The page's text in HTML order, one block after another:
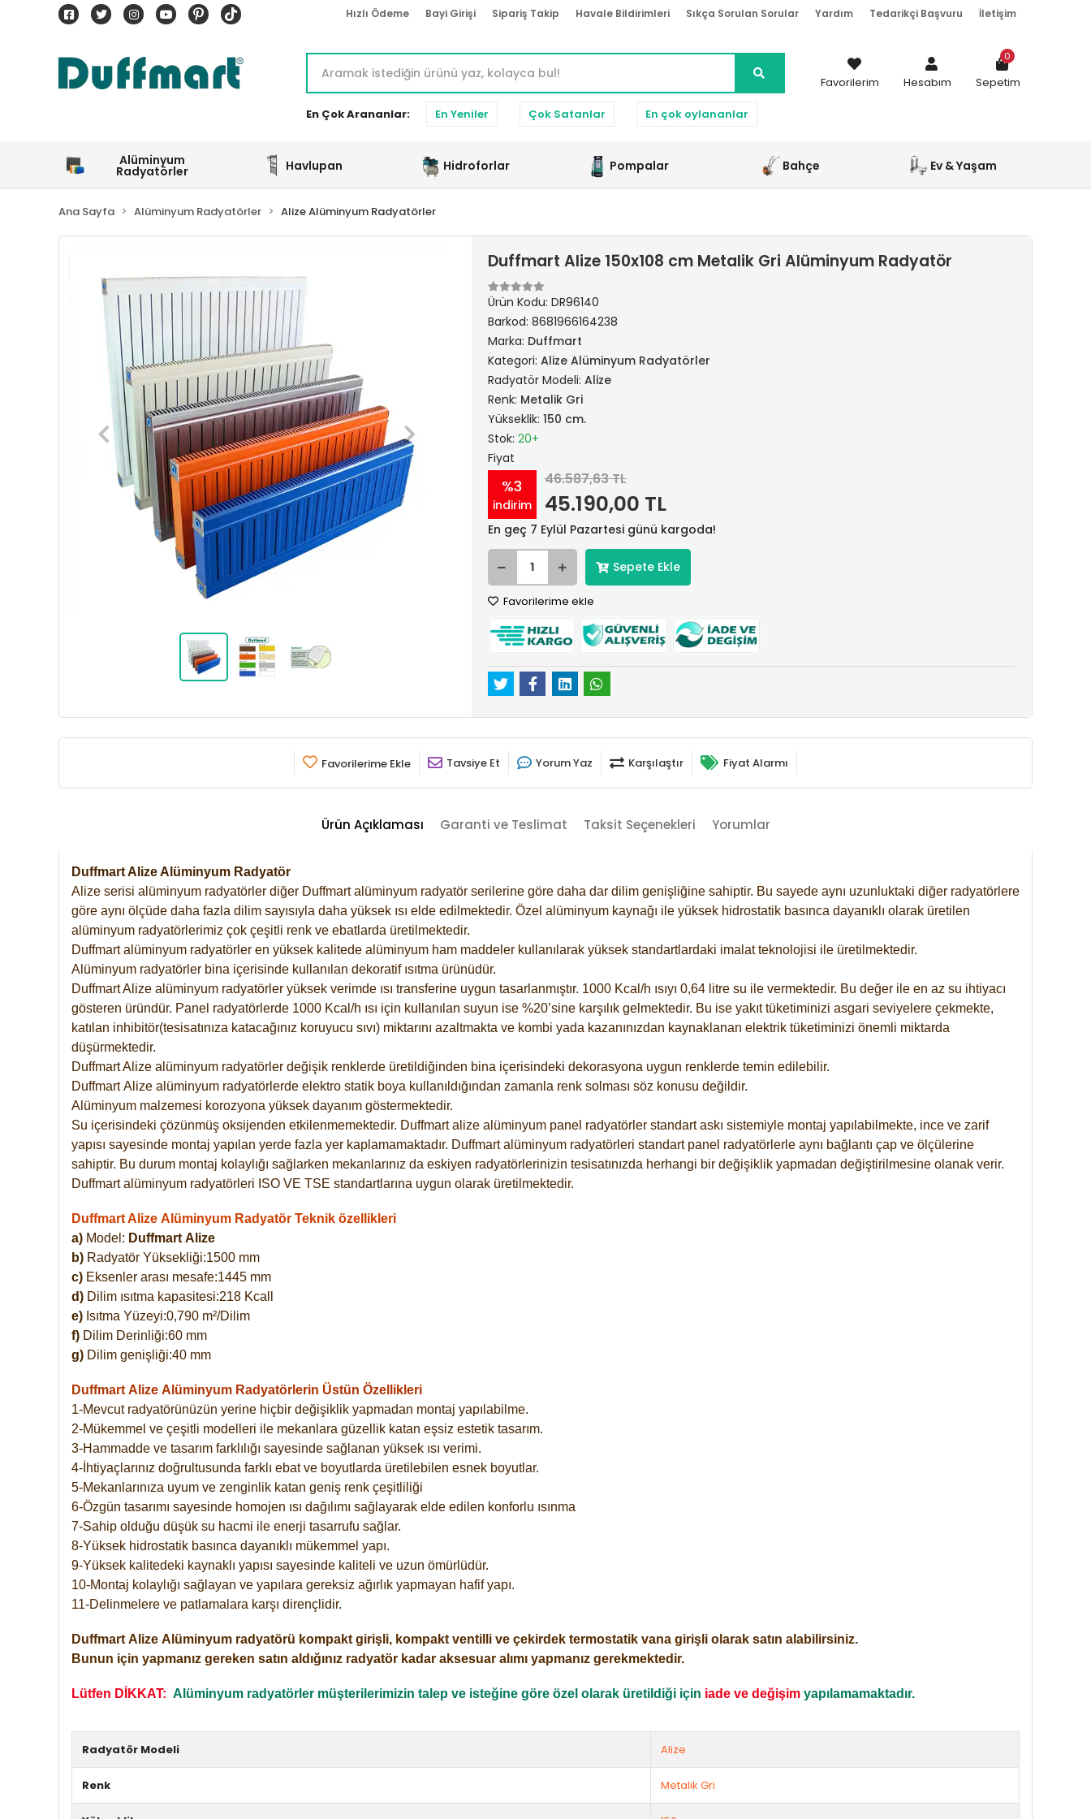
Hızlı Ödeme Bayi Girişi Sipariş Takip Havale Bildirimleri Sıkça Sorulan Sorular Yardım Tedarikçi Başvuru İletişim
En Çok Arananlar: En Yeniler Çok Satanlar En çok oylananlar
Favorilerim Hesabım Sepetim
0
Alüminyum
Radyatörler Havlupan Hidroforlar Pompalar Bahçe Ev & Yaşam
Ana Sayfa Alüminyum Radyatörler Alize Alüminyum Radyatörler
Duffmart Alize 150x108 cm Metalik Gri Alüminyum Radyatör
Ürün Kodu: DR96140
Barkod: 8681966164238
Marka: Duffmart
Kategori: Alize Alüminyum Radyatörler
Radyatör Modeli: Alize
Renk: Metalik Gri
Yükseklik: 150 cm.
Stok: 20+
Fiyat
%3
indirim
46.587,63 TL
45.190,00 TL
En geç 7 Eylül Pazartesi günü kargoda!
Sepete Ekle
Favorilerime ekle
Favorilerime Ekle Tavsiye Et Yorum Yaz Karşılaştır Fiyat Alarmı
Ürün Açıklaması Garanti ve Teslimat Taksit Seçenekleri Yorumlar
Duffmart Alize Alüminyum Radyatör
Alize serisi alüminyum radyatörler diğer Duffmart alüminyum radyatör serilerine göre daha dar dilim genişliğine sahiptir. Bu sayede aynı uzunluktaki diğer radyatörlere
göre aynı ölçüde daha fazla dilim sayısıyla daha yüksek ısı elde edilmektedir. Özel alüminyum kaynağı ile yüksek hidrostatik basınca dayanıklı olarak üretilen
alüminyum radyatörlerimiz çok çeşitli renk ve ebatlarda üretilmektedir.
Duffmart alüminyum radyatörler en yüksek kalitede alüminyum ham maddeler kullanılarak yüksek standartlardaki imalat teknolojisi ile üretilmektedir.
Alüminyum radyatörler bina içerisinde kullanılan dekoratif ısıtma ürünüdür.
Duffmart Alize alüminyum radyatörler yüksek verimde ısı transferine uygun tasarlanmıştır. 1000 Kcal/h ısıyı 0,64 litre su ile vermektedir. Bu değer ile en az su ihtiyacı
gösteren üründür. Panel radyatörlerde 1000 Kcal/h ısı için kullanılan suyun ise %20’sine karşılık gelmektedir. Bu ise yakıt tüketiminizi asgari seviyelere çekmekte,
katılan inhibitör(tesisatınıza katacağınız koruyucu sıvı) miktarını azaltmakta ve kombi yada kazanınızdan kaynaklanan elektrik tüketiminizi önemli miktarda
düşürmektedir.
Duffmart Alize alüminyum radyatörler değişik renklerde üretildiğinden bina içerisindeki dekorasyona uygun renklerde temin edilebilir.
DuffmartAlize alüminyum radyatörlerde elektro statik boya kullanıldığından zamanla renk solması söz konusu değildir.
Alüminyum malzemesi korozyona yüksek dayanım göstermektedir.
Su içerisindeki çözünmüş oksijenden etkilenmemektedir. Duffmart alize alüminyum panel radyatörler standart askı sistemiyle montaj yapılabilmekte, ince ve zarif
yapısı sayesinde montaj yapılan yerde fazla yer kaplamamaktadır. Duffmart alüminyum radyatörleri standart panel radyatörlerle aynı bağlantı çap ve ölçülerine
sahiptir. Bu durum montaj kolaylığı sağlarken mekanlarınız da eskiyen radyatörlerinizin tesisatınızda herhangi bir değişiklik yapmadan değiştirilmesine olanak verir.
Duffmart alüminyum radyatörleri ISO VE TSE standartlarına uygun olarak üretilmektedir.
Duffmart Alize Alüminyum Radyatör Teknik özellikleri
a) Model: Duffmart Alize
b) Radyatör Yüksekliği:1500 mm
c) Eksenler arası mesafe:1445 mm
d) Dilim ısıtma kapasitesi:218 Kcall
e) Isıtma Yüzeyi:0,790 m²/Dilim
f) Dilim Derinliği:60 mm
g) Dilim genişliği:40 mm
Duffmart Alize Alüminyum Radyatörlerin Üstün Özellikleri
1-Mevcut radyatörünüzün yerine hiçbir değişiklik yapmadan montaj yapılabilme.
2-Mükemmel ve çeşitli modelleri ile mekanlara güzellik katan eşsiz estetik tasarım.
3-Hammadde ve tasarım farklılığı sayesinde sağlanan yüksek ısı verimi.
4-İhtiyaçlarınız doğrultusunda farklı ebat ve boyutlarda üretilebilen esnek boyutlar.
5-Mekanlarınıza uyum ve zenginlik katan geniş renk çeşitliliği
6-Özgün tasarımı sayesinde homojen ısı dağılımı sağlayarak elde edilen konforlu ısınma
7-Sahip olduğu düşük su hacmi ile enerji tasarrufu sağlar.
8-Yüksek hidrostatik basınca dayanıklı mükemmel yapı.
9-Yüksek kalitedeki kaynaklı yapısı sayesinde kaliteli ve uzun ömürlüdür.
10-Montaj kolaylığı sağlayan ve yapılara gereksiz ağırlık yapmayan hafif yapı.
11-Delinmelere ve patlamalara karşı dirençlidir.
Duffmart Alize Alüminyum radyatörü kompakt girişli, kompakt ventilli ve çekirdek termostatik vana girişli olarak satın alabilirsiniz.
Bunun için yapmanız gereken satın aldığınız radyatör kadar aksesuar alımı yapmanız gerekmektedir.
Lütfen DİKKAT: Alüminyum radyatörler müşterilerimizin talep ve isteğine göre özel olarak üretildiği için iade ve değişim yapılamamaktadır.
Radyatör Modeli Alize
Renk Metalik Gri